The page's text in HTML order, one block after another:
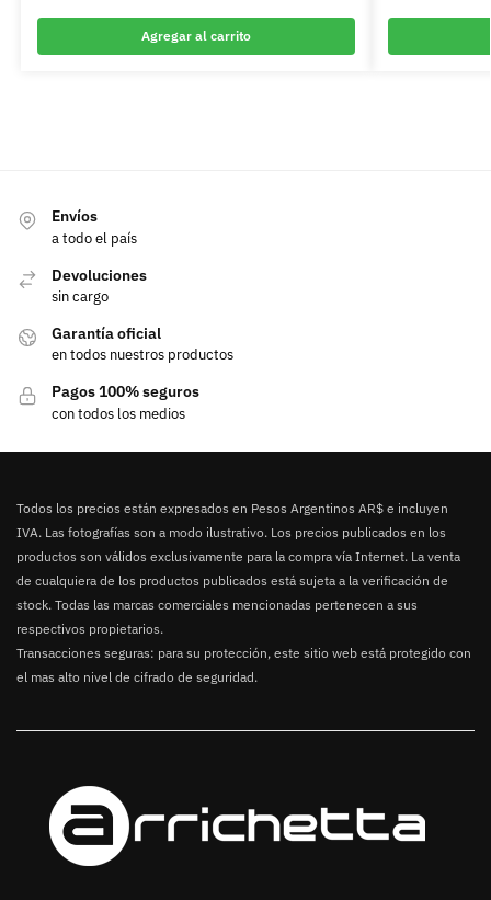
Agregar al carrito
Envíos
a todo el país
Devoluciones
sin cargo
Garantía oficial
en todos nuestros productos
Pagos 100% seguros
con todos los medios
Todos los precios están expresados en Pesos Argentinos AR$ e incluyen
IVA. Las fotografías son a modo ilustrativo. Los precios publicados en los
productos son válidos exclusivamente para la compra vía Internet. La venta
de cualquiera de los productos publicados está sujeta a la verificación de
stock. Todas las marcas comerciales mencionadas pertenecen a sus
respectivos propietarios.
Transacciones seguras: para su protección, este sitio web está protegido con
el mas alto nivel de cifrado de seguridad.